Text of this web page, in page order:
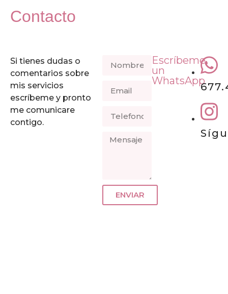
Contacto
Si tienes dudas o
comentarios sobre
mis servicios
escríbeme y pronto
me comunicare
contigo.
ENVIAR
Escríbeme
un
WhatsApp